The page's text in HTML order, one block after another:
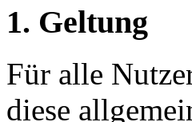
1. Geltung
Für alle
diese